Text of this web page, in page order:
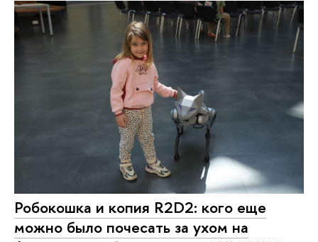
Робокошка и копия R2D2: кого еще
можно было почесать за ухом на